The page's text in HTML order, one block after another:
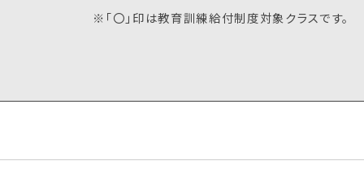
※「〇」印は教育訓練給付制度対象クラスです。